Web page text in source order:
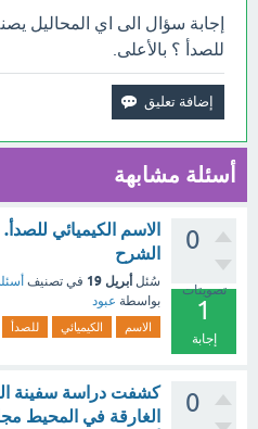
إجابة سؤال الى اي المحاليل
للصدأ ؟ بالأعلى.
أسئلة مشابهة
0
تصويتات
1
إجابة
الاسم الكيميائي
الشرح
سُئل أبريل 19 في تصنيف
بواسطة عبود
الاسم الكيميائي للصدأ
0
كشفت دراسة سفينة
الغارقة في المحيط